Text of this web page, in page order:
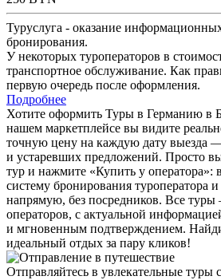
Туруслуга - оказание
бронирования.
У некоторых туроператоров в
транспортное обслуживание. Как
первую очередь после оформления.
Подробнее
Хотите оформить Туры в Германию в
нашем маркетплейсе вы видите
точную цену на каждую дату выезда
и устаревших предложений. Просто
тур и нажмите «Купить у оператора»:
систему бронирования туроператора
напрямую, без посредников. Все
операторов, с актуальной
и мгновенным подтверждением.
идеальный отдых за пару кликов!
Отправляйтесь в увлекательные туры